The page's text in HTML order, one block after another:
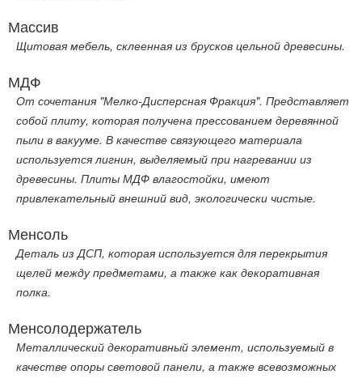
Массив
Щитовая мебель, склеенная из брусков цельной древесины.
МДФ
От сочетания "Мелко-Дисперсная Фракция". Представляет
собой плиту, которая получена прессованием деревянной
пыли в вакууме. В качестве связующего материала
используется лигнин, выделяемый при нагревании из
древесины. Плиты МДФ влагостойки, имеют
привлекательный внешний вид, экологически чистые.
Менсоль
Деталь из ДСП, которая используется для перекрытия
щелей между предметами, а также как декоративная
полка.
Менсолодержатель
Металлический декоративный элемент, используемый в
качестве опоры световой панели, а также всевозможных